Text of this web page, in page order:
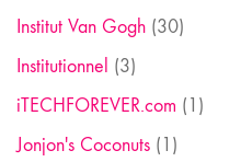
Institut Van Gogh (30)
Institutionnel (3)
iTECHFOREVER.com (1)
Jonjon's Coconuts (1)